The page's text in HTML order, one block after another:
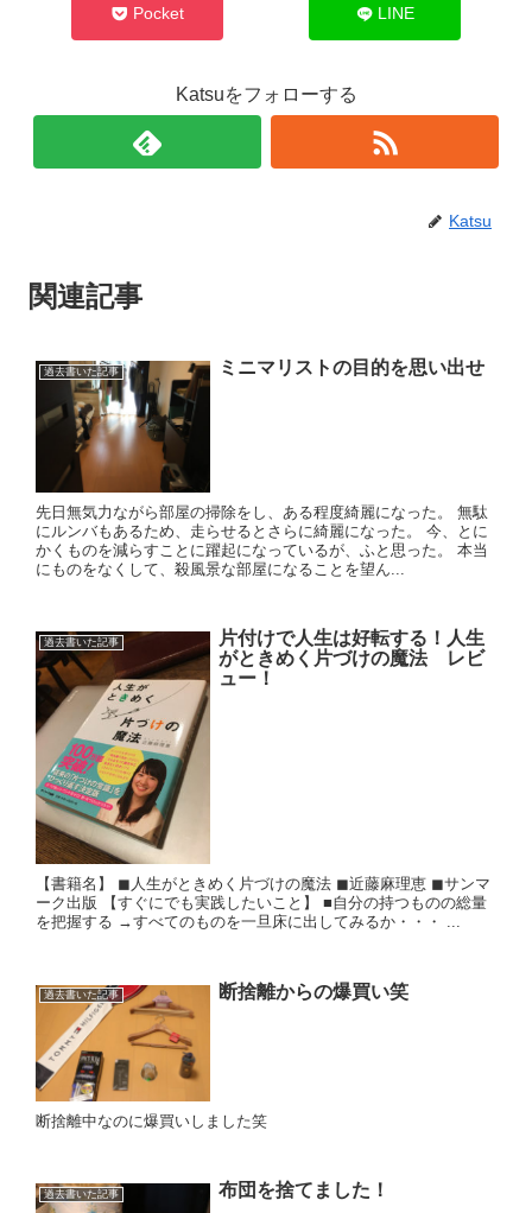
Pocket LINE
Katsuをフォローする
Katsu
関連記事
過去書いた記事 ミニマリストの目的を思い出せ
先日無気力ながら部屋の掃除をし、ある程度綺麗になった。 無駄
にルンバもあるため、走らせるとさらに綺麗になった。 今、とに
かくものを減らすことに躍起になっているが、ふと思った。 本当
にものをなくして、殺風景な部屋になることを望ん...
過去書いた記事
片付けで人生は好転する！人生
がときめく片づけの魔法 レビ
ュー！
【書籍名】 ◼︎人生がときめく片づけの魔法 ◼︎近藤麻理恵 ◼︎サンマ
ーク出版 【すぐにでも実践したいこと】 ■自分の持つものの総量
を把握する →すべてのものを一旦床に出してみるか・・・ ...
過去書いた記事 断捨離からの爆買い笑
断捨離中なのに爆買いしました笑
過去書いた記事 布団を捨てました！